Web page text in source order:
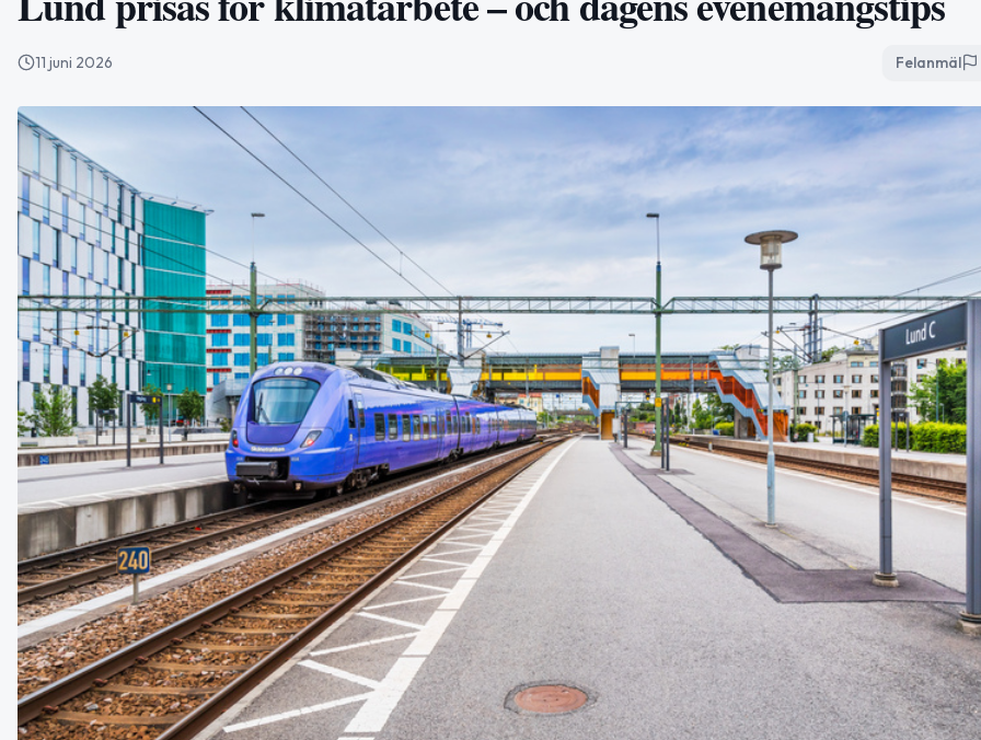
11 juni 2026 Felanmäl